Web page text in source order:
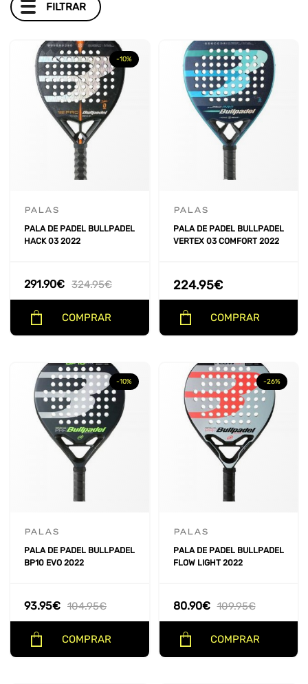
FILTRAR
GENERO
FORMA
TIPO DE JUEGO
PESO
NUCLEO
MARCO
-10%
PALAS
PALA DE PADEL BULLPADEL
HACK 03 2022
324.95€
291.90€
COMPRAR
PALAS
PALA DE PADEL BULLPADEL
VERTEX 03 COMFORT 2022
224.95€
COMPRAR
-10%
PALAS
PALA DE PADEL BULLPADEL
BP10 EVO 2022
104.95€
93.95€
COMPRAR
-26%
PALAS
PALA DE PADEL BULLPADEL
FLOW LIGHT 2022
109.95€
80.90€
COMPRAR